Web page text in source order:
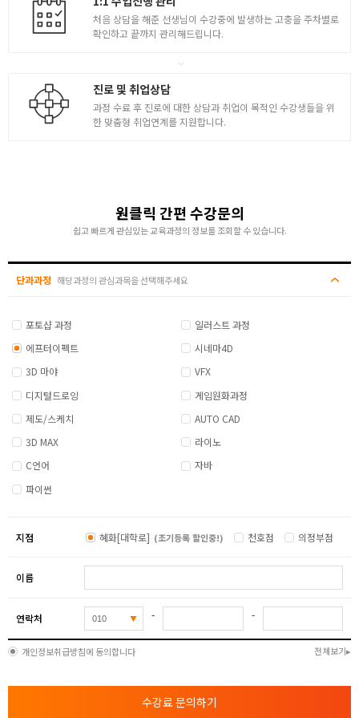
플러그인 활용
- Trapcode ( Particular, Form ) 2
- Optical Flare
처음 상담을 해준 선생님이 수강중에 발생하는 고충을 주차별로
확인하고 끝까지 관리해드립니다.
진로 및 취업상담
과정 수료 후 진로에 대한 상담과 취업이 목적인 수강생들을 위
한 맞춤형 취업연계를 지원합니다.
원클릭 간편 수강문의
쉽고 빠르게 관심있는 교육과정의 정보를 조회할 수 있습니다.
단과과정 해당과정의 관심과목을 선택해주세요
포토샵 과정
일러스트 과정
에프터이펙트
시네마4D
3D 마야
VFX
디지털드로잉
게임원화과정
제도/스케치
AUTO CAD
3D MAX
라이노
C언어
자바
파이썬
지점 혜화[대학로] (조기등록 할인중!) 천호점 의정부점
이름
연락처 - -
개인정보취급방침에 동의합니다 전체보기
수강료 문의하기